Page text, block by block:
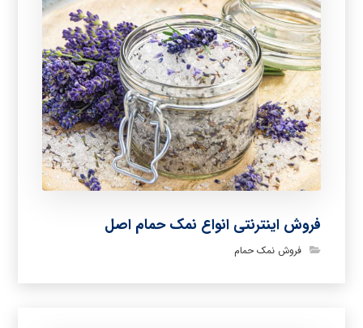
فروش اینترنتی انواع نمک حمام اصل
فروش نمک حمام